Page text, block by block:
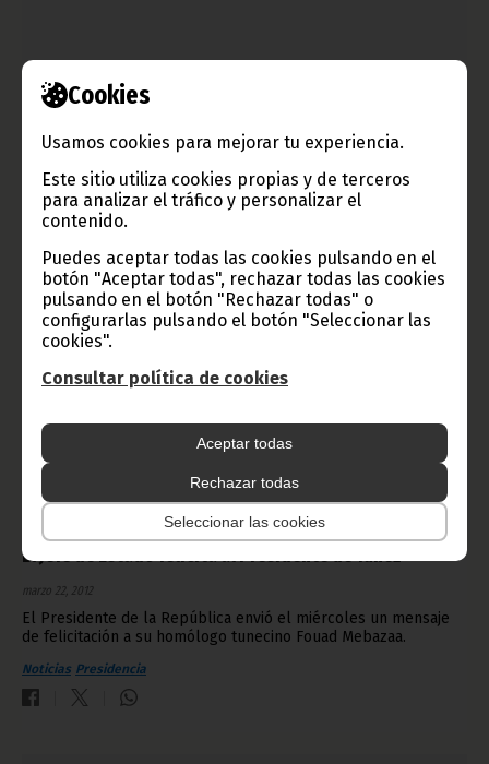
Cookies
Usamos cookies para mejorar tu experiencia.
Este sitio utiliza cookies propias y de terceros
para analizar el tráfico y personalizar el
contenido.
Puedes aceptar todas las cookies pulsando en el
botón "Aceptar todas", rechazar todas las cookies
pulsando en el botón "Rechazar todas" o
configurarlas pulsando el botón "Seleccionar las
cookies".
Consultar política de cookies
Aceptar todas
Rechazar todas
Seleccionar las cookies
Audiencia del Presidente de la República
marzo 24, 2012
La Ministra del Reino de Suazilandia encargada del
Departamento de Energía, Princesa Tzamzile, fue recibida ayer
viernes 23 de marzo en audiencia por el Presidente de la
República de Guinea Ecuatorial, S. E. Obiang Nguema Mbasogo.
Noticias Presidencia
El Jefe de Estado felicita al Presidente de Túnez
marzo 22, 2012
El Presidente de la República envió el miércoles un mensaje
de felicitación a su homólogo tunecino Fouad Mebazaa.
Noticias Presidencia